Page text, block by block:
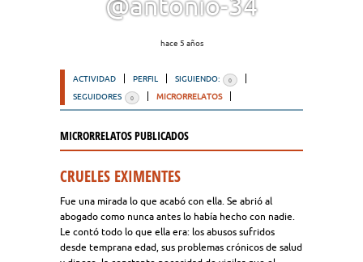
hace 5 años
ACTIVIDAD PERFIL SIGUIENDO: 0
SEGUIDORES 0 MICRORRELATOS
MICRORRELATOS PUBLICADOS
CRUELES EXIMENTES
Fue una mirada lo que acabó con ella. Se abrió al
abogado como nunca antes lo había hecho con nadie.
Le contó todo lo que ella era: los abusos sufridos
desde temprana edad, sus problemas crónicos de salud